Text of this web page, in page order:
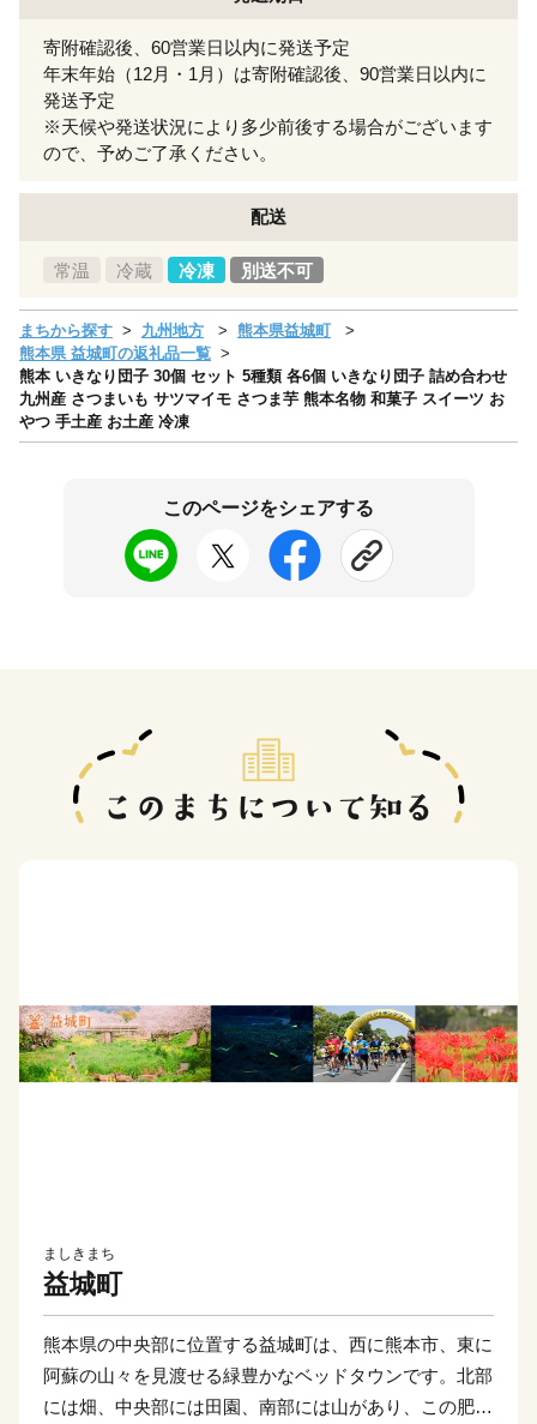
寄附確認後、60営業日以内に発送予定
年末年始（12月・1月）は寄附確認後、90営業日以内に
発送予定
※天候や発送状況により多少前後する場合がございます
ので、予めご了承ください。
配送
常温 冷蔵 冷凍 別送不可
まちから探す 九州地方
熊本県益城町
熊本県 益城町の返礼品一覧
熊本 いきなり団子 30個 セット 5種類 各6個 いきなり団子 詰め合わせ
九州産 さつまいも サツマイモ さつま芋 熊本名物 和菓子 スイーツ お
やつ 手土産 お土産 冷凍
このページをシェアする
ましきまち
益城町
熊本県の中央部に位置する益城町は、西に熊本市、東に
阿蘇の山々を見渡せる緑豊かなベッドタウンです。北部
には畑、中央部には田園、南部には山があり、この肥沃